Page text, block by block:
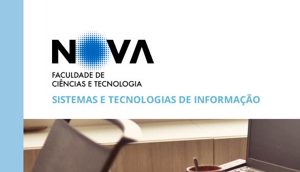
SISTEMAS E TECNOLOGIAS DE INFORMAÇÃO